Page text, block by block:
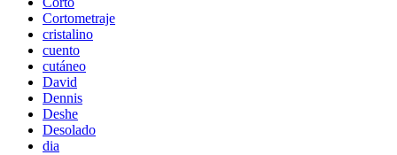
Cortometraje
cristalino
cuento
cutáneo
David
Dennis
Deshe
Desolado
dia